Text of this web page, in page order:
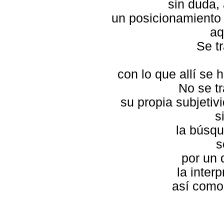
sin duda,
un
Se
con lo que allí se
No se
su propia
la
por un
la
así